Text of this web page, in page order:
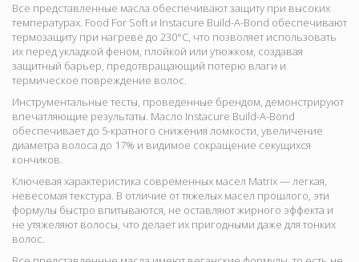
Все представленные масла обеспечивают защиту при высоких
температурах. Food For Soft и Instacure Build-A-Bond обеспечивают
термозащиту при нагреве до 230°C, что позволяет использовать
их перед укладкой феном, плойкой или утюжком, создавая
защитный барьер, предотвращающий потерю влаги и
термическое повреждение волос.
Инструментальные тесты, проведенные брендом, демонстрируют
впечатляющие результаты. Масло Instacure Build-A-Bond
обеспечивает до 5-кратного снижения ломкости, увеличение
диаметра волоса до 17% и видимое сокращение секущихся
кончиков.
Ключевая характеристика современных масел Matrix — легкая,
невесомая текстура. В отличие от тяжелых масел прошлого, эти
формулы быстро впитываются, не оставляют жирного эффекта и
не утяжеляют волосы, что делает их пригодными даже для тонких
волос.